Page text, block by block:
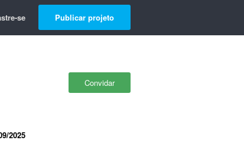
se Publicar projeto
Convidar
2025